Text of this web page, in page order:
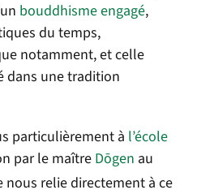
bouddhisme engagé,
du temps,
notamment, et celle
dans une tradition
particulièrement à l’école
par le maître Dōgen au
relie directement à ce